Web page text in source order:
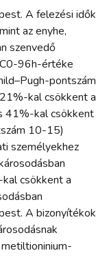
A felezési idők
az enyhe,
szenvedő
96h-értéke
pontszám
kal csökkent a
41%-kal csökkent
10-15)
személyekhez
csökkent a
A bizonyítékok